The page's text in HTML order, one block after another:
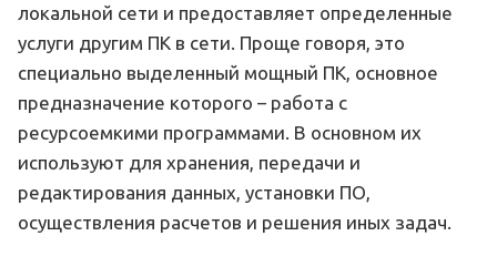
локальной сети и предоставляет определенные
услуги другим ПК в сети. Проще говоря, это
специально выделенный мощный ПК, основное
предназначение которого – работа с
ресурсоемкими программами. В основном их
используют для хранения, передачи и
редактирования данных, установки ПО,
осуществления расчетов и решения иных задач.